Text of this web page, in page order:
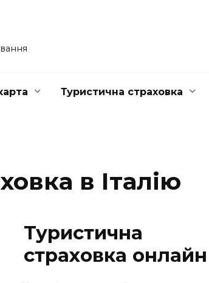
Туристична страховка
в Італію
Туристична
страховка онлайн